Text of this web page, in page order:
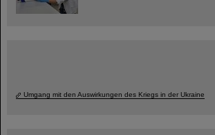
Umgang mit den Auswirkungen des Kriegs in der Ukraine